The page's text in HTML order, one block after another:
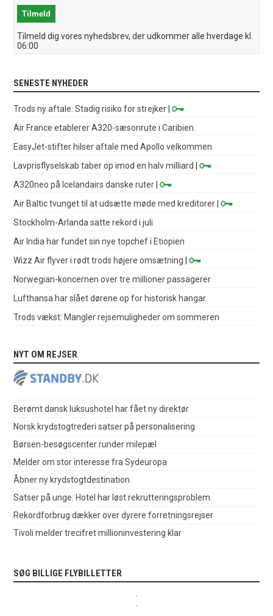
Tilmeld dig vores nyhedsbrev, der udkommer alle hverdage kl.
06:00
SENESTE NYHEDER
Trods ny aftale: Stadig risiko for strejker |
Air France etablerer A320-sæsonrute i Caribien
EasyJet-stifter hilser aftale med Apollo velkommen
Lavprisflyselskab taber op imod en halv milliard
|
A320neo på Icelandairs danske ruter |
Air Baltic tvunget til at udsætte møde med kreditorer |
Stockholm-Arlanda satte rekord i juli
Air India har fundet sin nye topchef i Etiopien
Wizz Air flyver i rødt trods højere omsætning |
Norwegian-koncernen over tre millioner passagerer
Lufthansa har slået dørene op for historisk hangar
Trods vækst: Mangler rejsemuligheder om sommeren
NYT OM REJSER
Berømt dansk luksushotel har fået ny direktør
Norsk krydstogtrederi satser på personalisering
Børsen-besøgscenter runder milepæl
Melder om stor interesse fra Sydeuropa
Åbner ny krydstogtdestination
Satser på unge: Hotel har løst rekrutteringsproblem
Rekordforbrug dækker over dyrere forretningsrejser
Tivoli melder trecifret millioninvestering klar
SØG BILLIGE FLYBILLETTER